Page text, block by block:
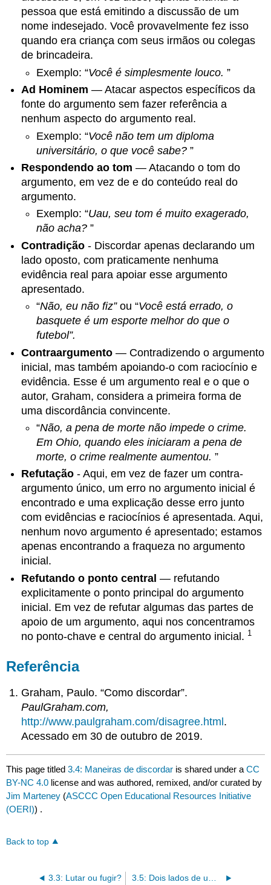
pessoa que está emitindo a discussão de um
nome indesejado. Você provavelmente fez isso
quando era criança com seus irmãos ou colegas
de brincadeira.
Exemplo: “Você é simplesmente louco. ”
Ad Hominem — Atacar aspectos específicos da
fonte do argumento sem fazer referência a
nenhum aspecto do argumento real.
Exemplo: “Você não tem um diploma
universitário, o que você sabe? ”
Respondendo ao tom — Atacando o tom do
argumento, em vez de e do conteúdo real do
argumento.
Exemplo: “Uau, seu tom é muito exagerado,
não acha? ”
Contradição - Discordar apenas declarando um
lado oposto, com praticamente nenhuma
evidência real para apoiar esse argumento
apresentado.
“Não, eu não fiz”ou “Você está errado, o
basquete é um esporte melhor do que o
futebol”.
Contraargumento — Contradizendo o argumento
inicial, mas também apoiando-o com raciocínio e
evidência. Esse é um argumento real e o que o
autor, Graham, considera a primeira forma de
uma discordância convincente.
“Não, a pena de morte não impede o crime.
Em Ohio, quando eles iniciaram a pena de
morte, o crime realmente aumentou. ”
Refutação - Aqui, em vez de fazer um contra-
argumento único, um erro no argumento inicial é
encontrado e uma explicação desse erro junto
com evidências e raciocínios é apresentada. Aqui,
nenhum novo argumento é apresentado; estamos
apenas encontrando a fraqueza no argumento
inicial.
Refutando o ponto central — refutando
explicitamente o ponto principal do argumento
inicial. Em vez de refutar algumas das partes de
apoio de um argumento, aqui nos concentramos
no ponto-chave e central do argumento inicial. 1
Referência
Graham, Paulo. “Como discordar”.
PaulGraham.com,
http://www.paulgraham.com/disagree.html .
Acessado em 30 de outubro de 2019.
This page titled3.4: Maneiras de discordar is shared under aCC
BY-NC 4.0 license and was authored, remixed, and/or curated by
Jim Marteney (ASCCC Open Educational Resources Initiative
(OERI)) .
Back to top
3.3: Lutar ou fugir?